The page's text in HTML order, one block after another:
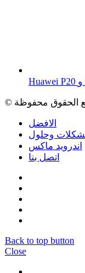
الافضل
وحلول
اندرويد ماكس
اتصل بنا
Back to top button
Close